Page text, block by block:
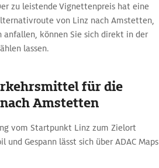
zu leistende Vignettenpreis hat eine
von Linz nach Amstetten,
können Sie sich direkt in der
lassen.
für die
Amstetten
vom Startpunkt Linz zum Zielort
Gespann lässt sich über ADAC Maps